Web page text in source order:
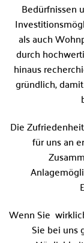
Bedürfnissen
als auch
durch
hinaus
gründlich,
Die
für uns an
Wenn Sie
Sie bei uns